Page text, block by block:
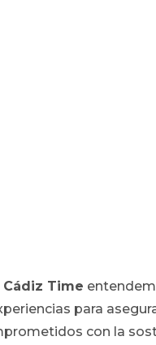
Cádiz Time
para
con la